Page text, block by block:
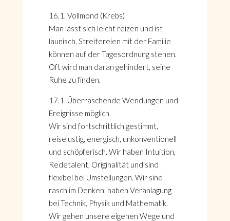
16.1. Vollmond (Krebs)
Man lässt sich leicht reizen und ist
launisch. Streitereien mit der Familie
können auf der Tagesordnung stehen.
Oft wird man daran gehindert, seine
Ruhe zu finden.
17.1. Überraschende Wendungen und
Ereignisse möglich.
Wir sind fortschrittlich gestimmt,
reiselustig, energisch, unkonventionell
und schöpferisch. Wir haben Intuition,
Redetalent, Originalität und sind
flexibel bei Umstellungen. Wir sind
rasch im Denken, haben Veranlagung
bei Technik, Physik und Mathematik.
Wir gehen unsere eigenen Wege und